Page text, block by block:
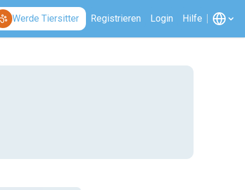
Werde Tiersitter Registrieren Login Hilfe